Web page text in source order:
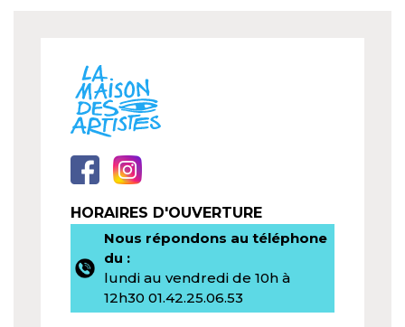
HORAIRES D'OUVERTURE
Nous répondons au téléphone
du :
lundi au vendredi de 10h à
12h30 01.42.25.06.53